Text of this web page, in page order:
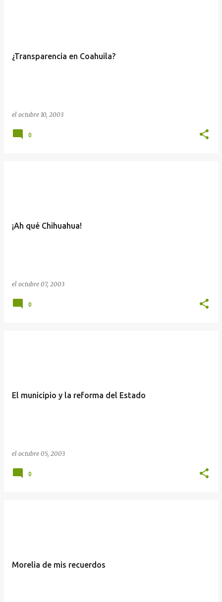
¿Transparencia en Coahuila?
el octubre 10, 2003
0
¡Ah qué Chihuahua!
el octubre 07, 2003
0
El municipio y la reforma del Estado
el octubre 05, 2003
0
Morelia de mis recuerdos